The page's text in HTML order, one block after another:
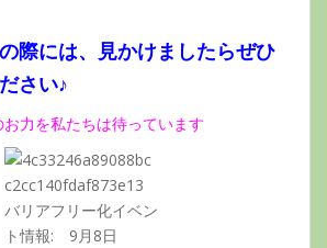
際には、見かけましたらぜひ
さい♪
力を私たちは待っています